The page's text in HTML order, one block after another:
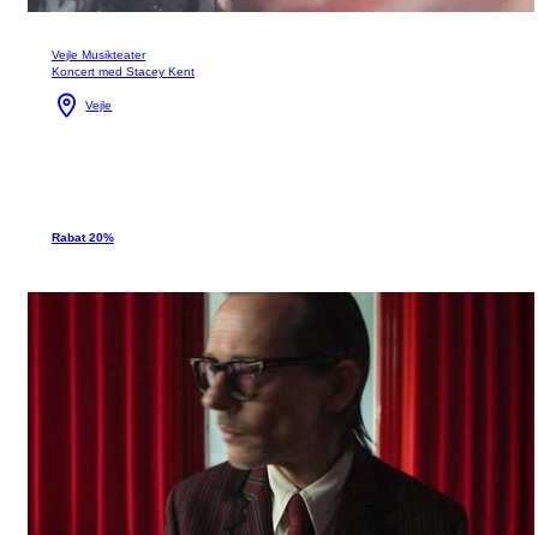
Vejle Musikteater
Koncert med Stacey Kent
Vejle
Rabat 20%